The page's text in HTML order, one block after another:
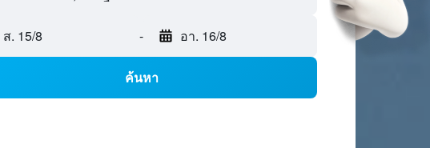
ส. 15/8 - อา. 16/8
ค้นหา